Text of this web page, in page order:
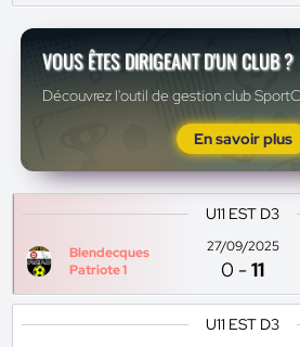
VOUS ÊTES DIRIGEANT D'UN CLUB ?
Découvrez l'outil de gestion club
En savoir plus
U11 EST D3
Blendecques
Patriote 1
27/09/2025
0 -11
U11 EST D3